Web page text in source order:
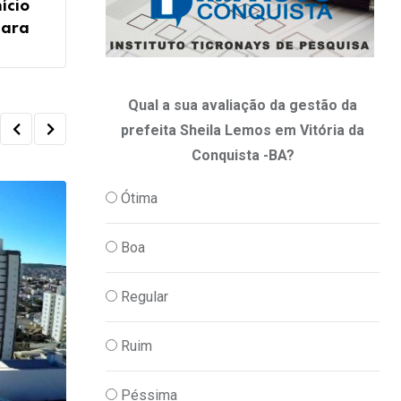
Qual a sua avaliação da gestão da
prefeita Sheila Lemos em Vitória da
Conquista -BA?
Ótima
Boa
Regular
Ruim
Péssima